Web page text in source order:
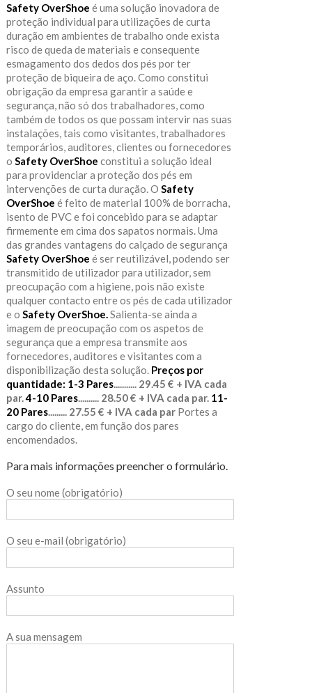
Safety OverShoe é uma solução inovadora de
proteção individual para utilizações de curta
duração em ambientes de trabalho onde exista
risco de queda de materiais e consequente
esmagamento dos dedos dos pés por ter
proteção de biqueira de aço. Como constitui
obrigação da empresa garantir a saúde e
segurança, não só dos trabalhadores, como
também de todos os que possam intervir nas suas
instalações, tais como visitantes, trabalhadores
temporários, auditores, clientes ou fornecedores
o Safety OverShoe constitui a solução ideal
para providenciar a proteção dos pés em
intervenções de curta duração. O Safety
OverShoe é feito de material 100% de borracha,
isento de PVC e foi concebido para se adaptar
firmemente em cima dos sapatos normais. Uma
das grandes vantagens do calçado de segurança
Safety OverShoe é ser reutilizável, podendo ser
transmitido de utilizador para utilizador, sem
preocupação com a higiene, pois não existe
qualquer contacto entre os pés de cada utilizador
e o Safety OverShoe. Salienta-se ainda a
imagem de preocupação com os aspetos de
segurança que a empresa transmite aos
fornecedores, auditores e visitantes com a
disponibilização desta solução. Preços por
quantidade: 1-3 Pares........... 29.45 € + IVA cada
par. 4-10 Pares.......... 28.50 € + IVA cada par. 11-
20 Pares......... 27.55 € + IVA cada parPortes a
cargo do cliente, em função dos pares
encomendados.
Para mais informações preencher o formulário.
O seu nome (obrigatório)
O seu e-mail (obrigatório)
Assunto
A sua mensagem